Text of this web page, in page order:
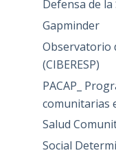
Defensa de la
Gapminder
Observatorio
(CIBERESP)
PACAP_
comunitarias
Salud
Social